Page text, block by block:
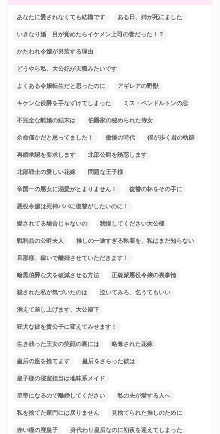
あなたに愛されなくても結構です ある日、姉が死にました
いきなり婚 目が覚めたらイケメン上司の妻だった！？
かたわれ令嬢が男装する理由
どうやら私、大公妃が天職みたいです
よくある令嬢転生だと思ったのに アギレアの野獣
キケンな侯爵を手なずけてしまった ミス・ペンドルトンの恋
不完全な離婚の結末は 伯爵家の秘められた侍女
余命僅かだと思ってました！ 傲慢の時代 僕が歩く君の軌跡
再婚承認を要求します 北部公爵を誘惑します
北部戦士の愛しい花嫁 問題な王子様
帝国一の悪女に溺愛がとまりません！ 復讐の杯をその手に
悪役令嬢は死神パパに復讐がしたいのに！
愛されてる場合じゃないの 我慢してください大公様
戦利品の公爵夫人 推しの一途すぎる執着を、私はまだ知らない
旦那様、稼いで離婚させていただきます！
暗黒伯爵な夫を破滅させる方法 正統派悪役令嬢の裏事情
殺された私が気づいたのは 泣いてみろ、乞うてもいい
消えて差し上げます、大公殿下
狂犬な彼を貴公子に変えてみせます！
生き残った王女の笑顔の裏には 略奪された花嫁
皇后の座を捨てます 皇后をさらった彼は
皇子様の寝室担当は地味系メイド
皇帝になるので離婚してください 私の夫が愛する人へ
私を捨てた家門には戻りません 見捨てられた推しのために
赤い瞳の廃皇子 身代わり皇后なのに初夜を迎えてしまった